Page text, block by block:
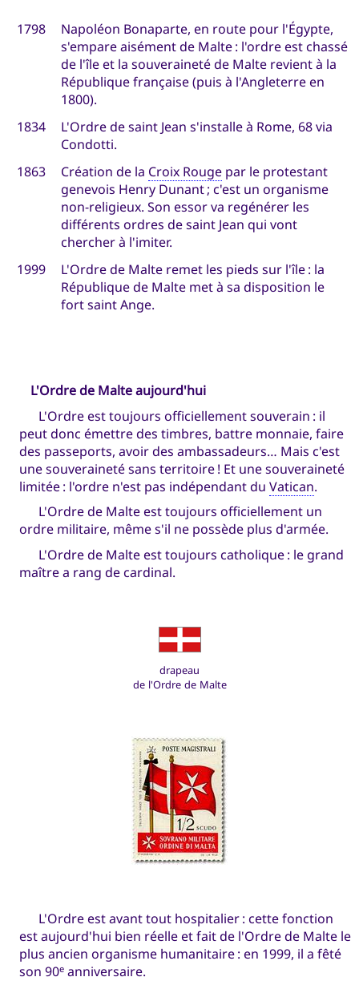
1798
Napoléon Bonaparte, en route pour l'Égypte,
s'empare aisément de Malte : l'ordre est chassé
de l'île et la souveraineté de Malte revient à la
République française (puis à l'Angleterre en
1800).
1834
L'Ordre de saint Jean s'installe à Rome, 68 via
Condotti.
1863
Création de la Croix Rouge par le protestant
genevois Henry Dunant ; c'est un organisme
non-religieux. Son essor va regénérer les
différents ordres de saint Jean qui vont
chercher à l'imiter.
1999
L'Ordre de Malte remet les pieds sur l'île : la
République de Malte met à sa disposition le
fort saint Ange.
L'Ordre de Malte aujourd'hui
L'Ordre est toujours officiellement souverain : il
peut donc émettre des timbres, battre monnaie, faire
des passeports, avoir des ambassadeurs… Mais c'est
une souveraineté sans territoire ! Et une souveraineté
limitée : l'ordre n'est pas indépendant du Vatican.
L'Ordre de Malte est toujours officiellement un
ordre militaire, même s'il ne possède plus d'armée.
L'Ordre de Malte est toujours catholique : le grand
maître a rang de cardinal.
drapeau
de l'Ordre de Malte
L'Ordre est avant tout hospitalier : cette fonction
est aujourd'hui bien réelle et fait de l'Ordre de Malte le
plus ancien organisme humanitaire : en 1999, il a fêté
son 90e anniversaire.